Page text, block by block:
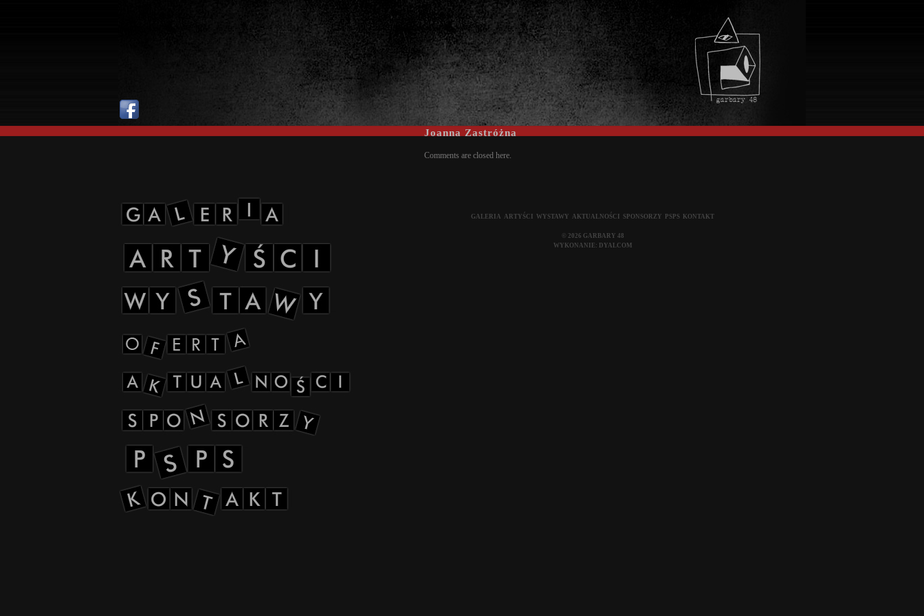
Joanna Zastróżna
Comments are closed here.
GALERIA ARTYŚCI WYSTAWY AKTUALNOŚCI SPONSORZY PSPS KONTAKT
© 2026 GARBARY 48
WYKONANIE: DYALCOM